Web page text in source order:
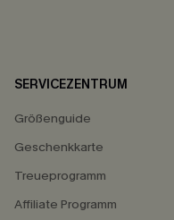
SERVICEZENTRUM
Größenguide
Geschenkkarte
Treueprogramm
Affiliate Programm
15%
15% ohne
*Ein Code pro